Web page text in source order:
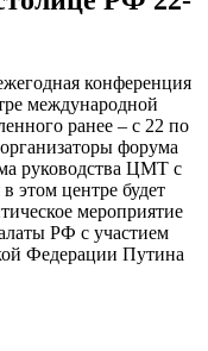
конференция
международной
ранее – с 22 по
форума
руководства ЦМТ с
этом центре будет
мероприятие
РФ с участием
Федерации Путина